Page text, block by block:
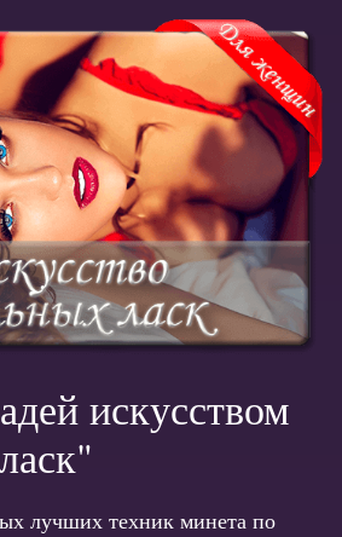
искусством
лучших техник минета по